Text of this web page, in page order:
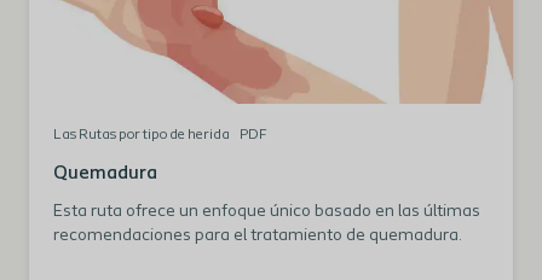
Las Rutas por tipo de herida PDF
Quemadura
Esta ruta ofrece un enfoque único basado en las últimas
recomendaciones para el tratamiento de quemadura.